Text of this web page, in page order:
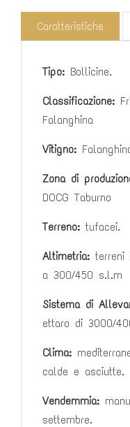
Caratteristiche
Tipo: Bollicine.
Classificazione:
Falanghina
Vitigno:
Zona di
DOCG Taburno
Terreno: tufacei.
Altimetria:
a 300/450 s.l.m
Sistema di
ettaro di 3000/
Clima:
calde e asciutte.
Vendemmia:
settembre.